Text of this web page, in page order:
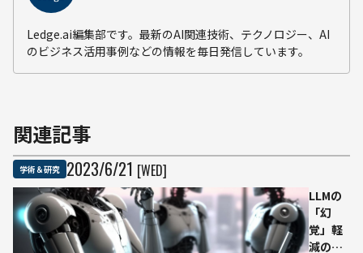
Ledge.ai編集部です。最新のAI関連技術、テクノロジー、AI
のビジネス活用事例などの情報を毎日発信しています。
関連記事
学術＆研究 2023/6/21 [WED]
LLMの
「幻
覚」軽
減のカ